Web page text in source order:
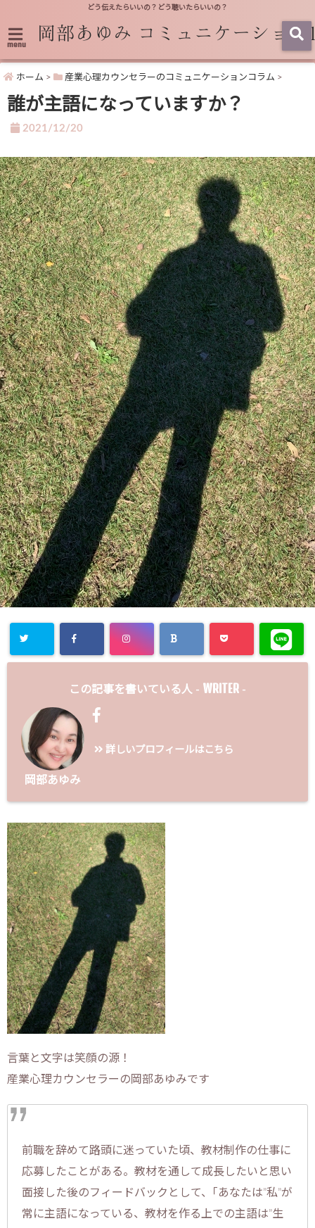
どう伝えたらいいの？どう聴いたらいいの？
menu
ホーム > 産業心理カウンセラーのコミュニケーションコラム >
誰が主語になっていますか？
2021/12/20
この記事を書いている人 - WRITER -
岡部あゆみ
詳しいプロフィールはこちら
言葉と文字は笑顔の源！
産業心理カウンセラーの岡部あゆみです
前職を辞めて路頭に迷っていた頃、教材制作の仕事に
応募したことがある。教材を通して成長したいと思い
面接した後のフィードバックとして、｢あなたは”私”が
常に主語になっている、教材を作る上での主語は”生